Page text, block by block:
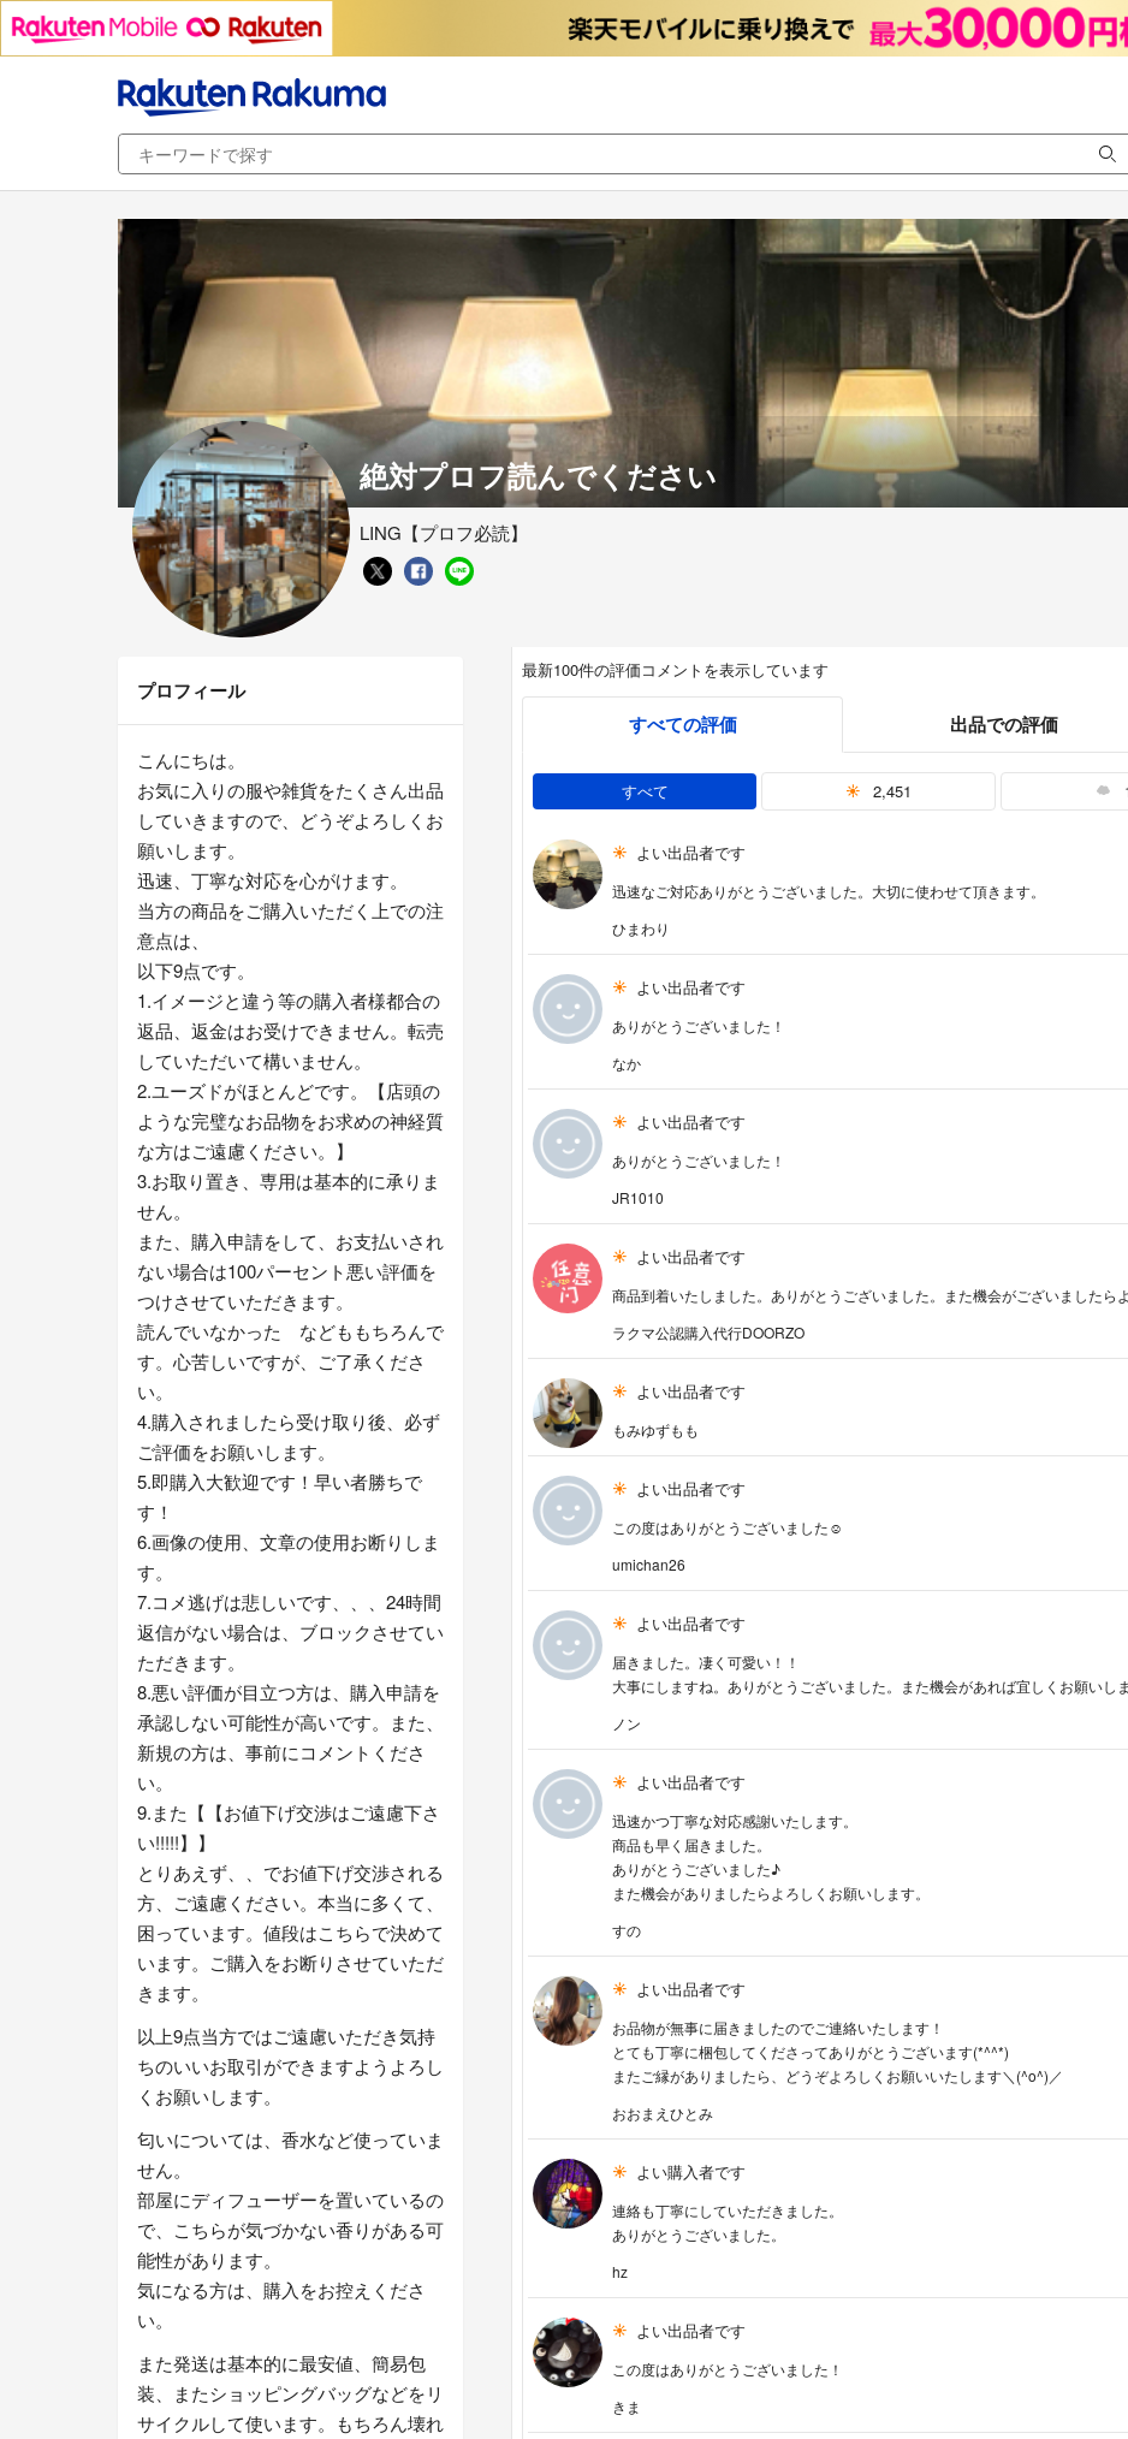
絶対プロフ読んでください
LING【プロフ必読】
最新100件の評価コメントを表示しています
すべての評価 出品での評価
すべて 2,451
よい出品者です
迅速なご対応ありがとうございました。大切に使わせて頂きます。
ひまわり
よい出品者です
ありがとうございました！
なか
よい出品者です
ありがとうございました！
JR1010
よい出品者です
商品到着いたしました。ありがとうございました。また機会がございましたら
ラクマ公認購入代行DOORZO
よい出品者です
もみゆずもも
よい出品者です
この度はありがとうございました☺︎
umichan26
よい出品者です
届きました。凄く可愛い！！
大事にしますね。ありがとうございました。また機会があれば宜しくお願いしま
ノン
よい出品者です
迅速かつ丁寧な対応感謝いたします。
商品も早く届きました。
ありがとうございました♪
また機会がありましたらよろしくお願いします。
すの
よい出品者です
お品物が無事に届きましたのでご連絡いたします！
とても丁寧に梱包してくださってありがとうございます(*^^*)
またご縁がありましたら、どうぞよろしくお願いいたします＼(^o^)／
おおまえひとみ
よい購入者です
連絡も丁寧にしていただきました。
ありがとうございました。
hz
よい出品者です
この度はありがとうございました！
きま
プロフィール
こんにちは。
お気に入りの服や雑貨をたくさん出品
していきますので、どうぞよろしくお
願いします。
迅速、丁寧な対応を心がけます。
当方の商品をご購入いただく上での注
意点は、
以下9点です。
1.イメージと違う等の購入者様都合の
返品、返金はお受けできません。転売
していただいて構いません。
2.ユーズドがほとんどです。【店頭の
ような完璧なお品物をお求めの神経質
な方はご遠慮ください。】
3.お取り置き、専用は基本的に承りま
せん。
また、購入申請をして、お支払いされ
ない場合は100パーセント悪い評価を
つけさせていただきます。
読んでいなかった などももちろんで
す。心苦しいですが、ご了承くださ
い。
4.購入されましたら受け取り後、必ず
ご評価をお願いします。
5.即購入大歓迎です！早い者勝ちで
す！
6.画像の使用、文章の使用お断りしま
す。
7.コメ逃げは悲しいです、、、24時間
返信がない場合は、ブロックさせてい
ただきます。
8.悪い評価が目立つ方は、購入申請を
承認しない可能性が高いです。また、
新規の方は、事前にコメントくださ
い。
9.また【【お値下げ交渉はご遠慮下さ
い!!!!!】】
とりあえず、、でお値下げ交渉される
方、ご遠慮ください。本当に多くて、
困っています。値段はこちらで決めて
います。ご購入をお断りさせていただ
きます。
以上9点当方ではご遠慮いただき気持
ちのいいお取引ができますようよろし
くお願いします。
匂いについては、香水など使っていま
せん。
部屋にディフューザーを置いているの
で、こちらが気づかない香りがある可
能性があります。
気になる方は、購入をお控えくださ
い。
また発送は基本的に最安値、簡易包
装、またショッピングバッグなどをリ
サイクルして使います。もちろん壊れ